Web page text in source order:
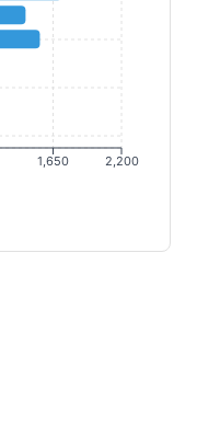
1,650 2,200